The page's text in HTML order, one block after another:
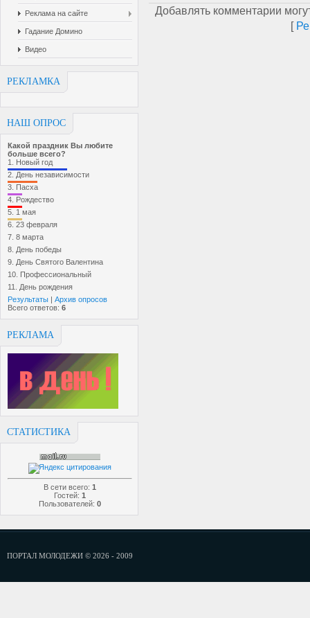
Реклама на сайте
Гадание Домино
Видео
РЕКЛАМКА
НАШ ОПРОС
Какой праздник Вы любите
больше всего?
1. Новый год
2. День независимости
3. Пасха
4. Рождество
5. 1 мая
6. 23 февраля
7. 8 марта
8. День победы
9. День Святого Валентина
10. Профессиональный
11. День рождения
Результаты | Архив опросов
Всего ответов: 6
РЕКЛАМА
СТАТИСТИКА
В сети всего: 1
Гостей: 1
Пользователей: 0
Добавлять комментарии
[
ПОРТАЛ МОЛОДЕЖИ © 2026 - 2009